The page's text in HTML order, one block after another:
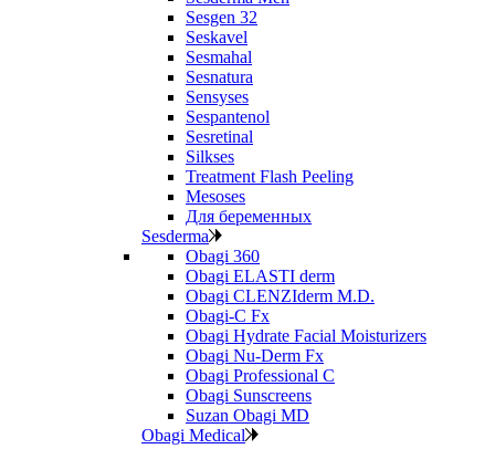
Sesgen 32
Seskavel
Sesmahal
Sesnatura
Sensyses
Sespantenol
Sesretinal
Silkses
Treatment Flash Peeling
Mesoses
Для беременных
Sesderma
Obagi 360
Obagi ELASTI derm
Obagi CLENZIderm M.D.
Obagi-C Fx
Obagi Hydrate Facial Moisturizers
Obagi Nu-Derm Fx
Obagi Professional C
Obagi Sunscreens
Suzan Obagi MD
Obagi Medical